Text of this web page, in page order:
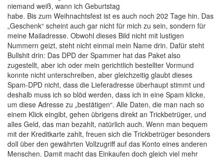
niemand weiß, wann ich Geburtstag
habe. Bis zum Weihnachtsfest ist es auch noch 202 Tage hin. Das
„Geschenk“ scheint auch gar nicht für mich zu sein, sondern für
meine Mailadresse. Obwohl dieses Bild nicht mit lustigen
Nummern geizt, steht nicht einmal mein Name drin. Dafür steht
Bullshit drin: Das DPD der Spammer hat das Paket also
zugestellt, aber ich oder mein gerichtlich bestellter Vormund
konnte nicht unterschreiben, aber gleichzeitig glaubt dieses
Spam-DPD nicht, dass die Lieferadresse überhaupt stimmt und
deshalb muss ich so blöd werden, dass ich in eine Spam klicke,
um diese Adresse zu „bestätigen“. Alle Daten, die man nach so
einem Klick eingibt, gehen übrigens direkt an Trickbetrüger, und
alles Geld, das man bezahlt, natürlich auch. Wenn man bequem
mit der Kreditkarte zahlt, freuen sich die Trickbetrüger besonders
doll über den gewährten Vollzugriff auf das Konto eines anderen
Menschen. Damit macht das Einkaufen doch gleich viel mehr